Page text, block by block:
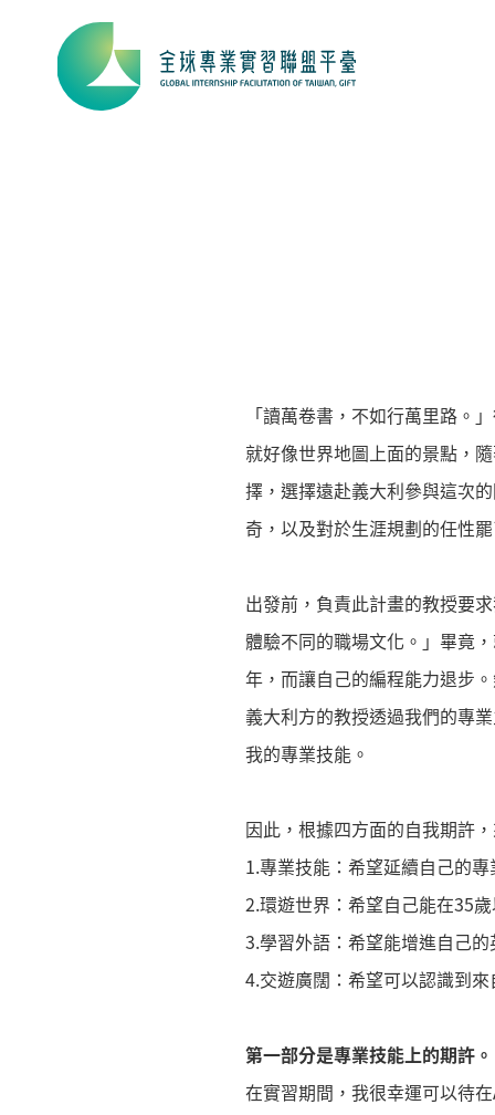
「讀萬卷書，不如行萬里路。
就好像世界地圖上面的景點，
擇，選擇遠赴義大利參與這次
奇，以及對於生涯規劃的任性
出發前，負責此計畫的教授要
體驗不同的職場文化。」畢竟
年，而讓自己的編程能力退步
義大利方的教授透過我們的專
我的專業技能。
因此，根據四方面的自我期許
1.專業技能：希望延續自己的
2.環遊世界：希望自己能在35
3.學習外語：希望能增進自己
4.交遊廣闊：希望可以認識到
第一部分是專業技能上的期許。
在實習期間，我很幸運可以待